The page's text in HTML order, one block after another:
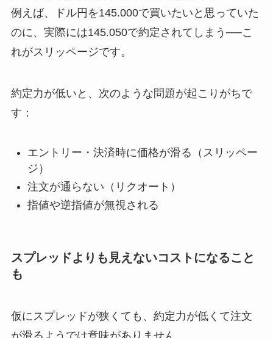
例えば、ドル円を145.000で買いたいと思っていた
のに、実際には145.050で約定されてしまう──こ
れがスリッページです。
約定力が低いと、次のような問題が起こりがちで
す：
エントリー・決済時に価格が滑る（スリッペー
ジ）
注文が通らない（リクオート）
指値や逆指値が無視される
スプレッドよりも見えないコストになること
も
仮にスプレッドが狭くても、約定力が低くて注文